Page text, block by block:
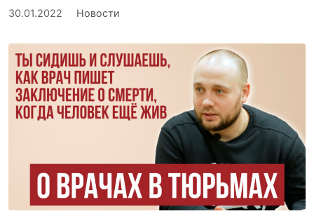
30.01.2022 Новости